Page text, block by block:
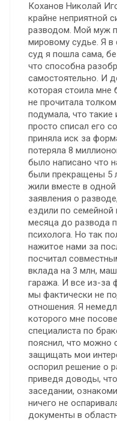
Коханов Николай
крайне неприятной
разводом. Мой муж
мировому судье. Я в
суд я пошла сама,
что способна
самостоятельно. И
которая стоила мне
не прочитала
подумала, что
просто списал его
приняла иск за
потеряла 8
было написано что
были прекращены 5
жили вместе в
заявления о
ездили по семейной
месяца до развода
психолога. Но так
нажитое нами за
посчитал
вклада на 3 млн,
гаража. И все из-за
мы фактически не
отношения. Я
которого мне
специалиста по
пояснил, что можно
защищать мои
оспорил решение о
приведя доводы,
заседании,
ничего не
документы в